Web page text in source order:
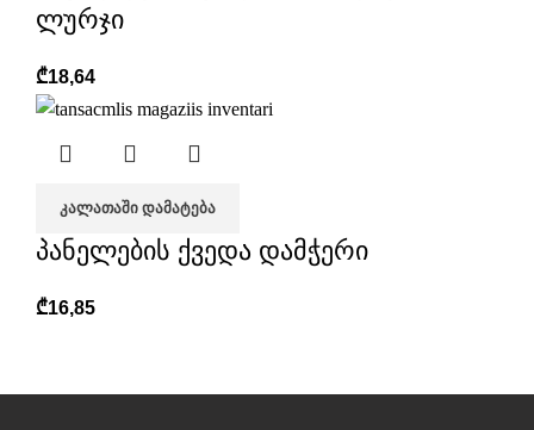
ლურჯი
₾18,64
ᲙᲐᲚᲐᲗᲐᲨᲘ ᲓᲐᲛᲐᲢᲔᲑᲐ
პანელების ქვედა დამჭერი
₾16,85